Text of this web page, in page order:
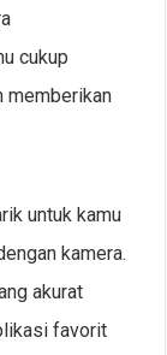
cukup
memberikan
untuk kamu
kamera.
akurat
favorit